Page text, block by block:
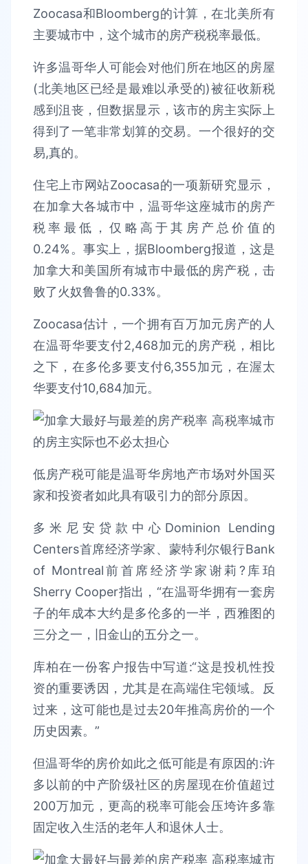
Zoocasa和Bloomberg的计算，在北美所有
主要城市中，这个城市的房产税税率最低。
许多温哥华人可能会对他们所在地区的房屋
(北美地区已经是最难以承受的)被征收新税
感到沮丧，但数据显示，该市的房主实际上
得到了一笔非常划算的交易。一个很好的交
易,真的。
住宅上市网站Zoocasa的一项新研究显示，
在加拿大各城市中，温哥华这座城市的房产
税率最低，仅略高于其房产总价值的
0.24%。事实上，据Bloomberg报道，这是
加拿大和美国所有城市中最低的房产税，击
败了火奴鲁鲁的0.33%。
Zoocasa估计，一个拥有百万加元房产的人
在温哥华要支付2,468加元的房产税，相比
之下，在多伦多要支付6,355加元，在渥太
华要支付10,684加元。
低房产税可能是温哥华房地产市场对外国买
家和投资者如此具有吸引力的部分原因。
多米尼安贷款中心Dominion Lending
Centers首席经济学家、蒙特利尔银行Bank
of Montreal前首席经济学家谢莉?库珀
Sherry Cooper指出，“在温哥华拥有一套房
子的年成本大约是多伦多的一半，西雅图的
三分之一，旧金山的五分之一。
库柏在一份客户报告中写道:“这是投机性投
资的重要诱因，尤其是在高端住宅领域。反
过来，这可能也是过去20年推高房价的一个
历史因素。”
但温哥华的房价如此之低可能是有原因的:许
多以前的中产阶级社区的房屋现在价值超过
200万加元，更高的税率可能会压垮许多靠
固定收入生活的老年人和退休人士。